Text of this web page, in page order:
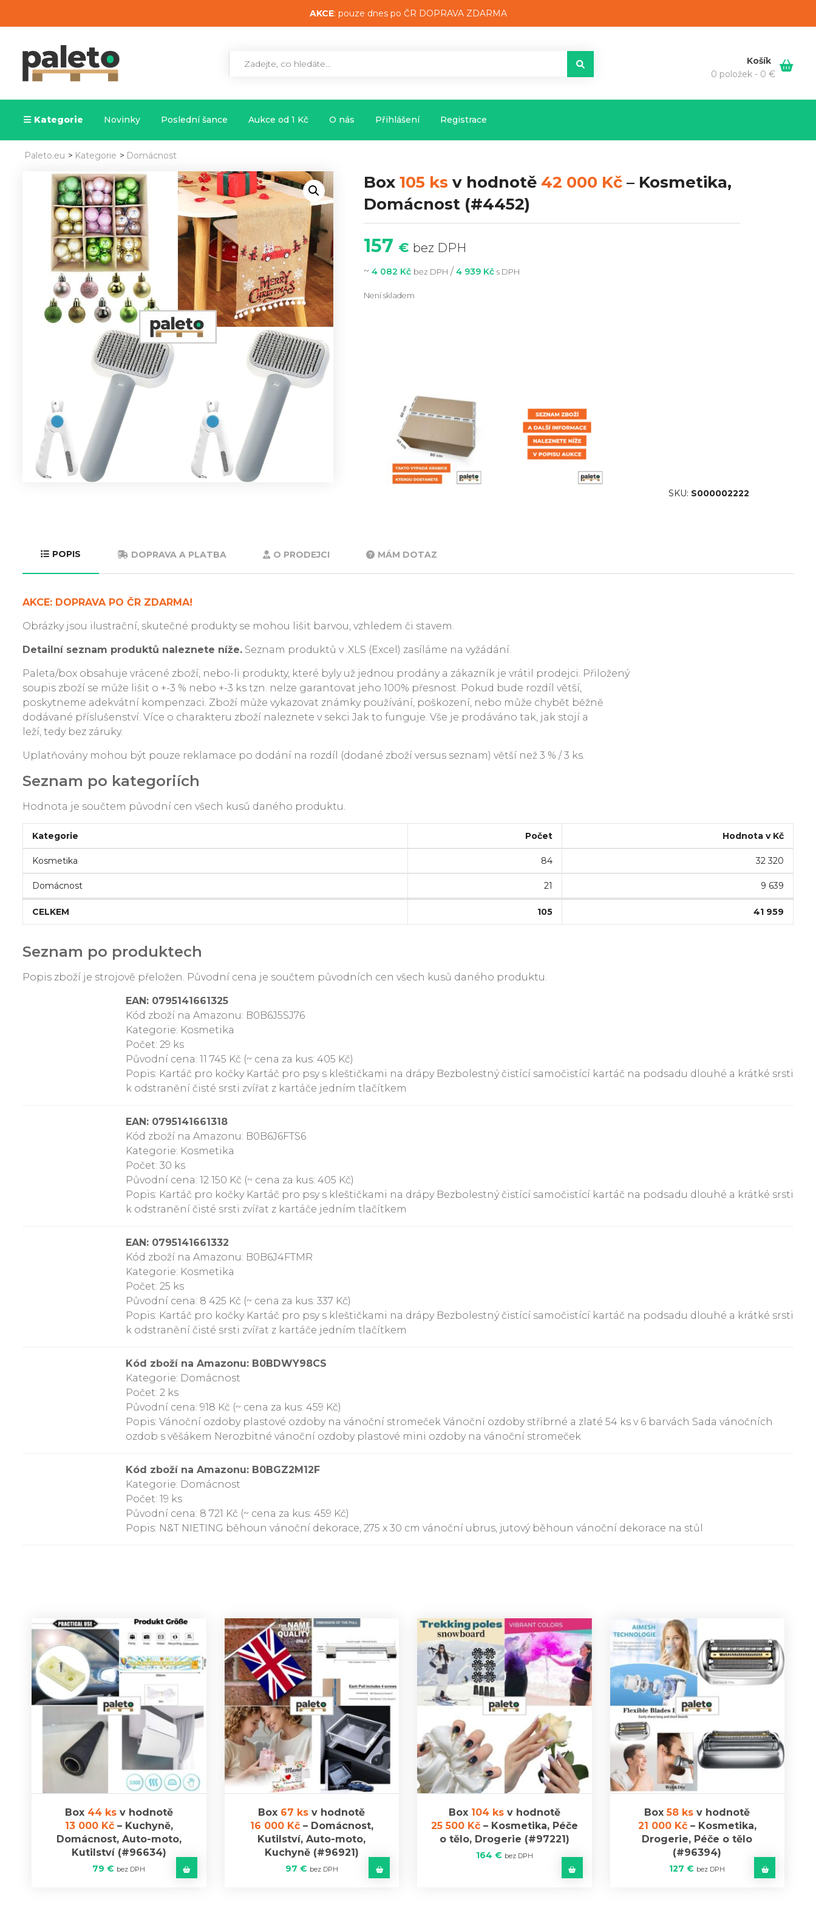
AKCE: pouze dnes po ČR DOPRAVA ZDARMA
Košík
0 položek - 0 €
Kategorie Novinky Poslední šance Aukce od 1 Kč O nás Přihlášení Registrace
Paleto.eu > Kategorie > Domácnost
SKU: S000002222
Box 105 ks v hodnotě 42 000 Kč– Kosmetika,
Domácnost(#4452)
157 € bez DPH
~ 4 082 Kč bez DPH / 4 939 Kč s DPH
Není skladem
POPIS DOPRAVA A PLATBA O PRODEJCI MÁM DOTAZ
AKCE: DOPRAVA PO ČR ZDARMA!
Obrázky jsou ilustrační, skutečné produkty se mohou lišit barvou, vzhledem či stavem.
Detailní seznam produktů naleznete níže. Seznam produktů v .XLS (Excel) zasíláme na vyžádání.
Paleta/box obsahuje vrácené zboží, nebo-li produkty, které byly už jednou prodány a zákazník je vrátil prodejci. Přiložený
soupis zboží se může lišit o +-3 % nebo +-3 ks tzn. nelze garantovat jeho 100% přesnost. Pokud bude rozdíl větší,
poskytneme adekvátní kompenzaci. Zboží může vykazovat známky používání, poškození, nebo může chybět běžně
dodávané příslušenství. Více o charakteru zboží naleznete v sekci Jak to funguje. Vše je prodáváno tak, jak stojí a
leží, tedy bez záruky.
Uplatňovány mohou být pouze reklamace po dodání na rozdíl (dodané zboží versus seznam) větší než 3 % / 3 ks.
Seznam po kategoriích
Hodnota je součtem původní cen všech kusů daného produktu.
Kategorie Počet Hodnota v Kč
Kosmetika 84 32 320
Domácnost 21 9 639
CELKEM 105 41 959
Seznam po produktech
Popis zboží je strojově přeložen. Původní cena je součtem původních cen všech kusů daného produktu.
EAN: 0795141661325
Kód zboží na Amazonu: B0B6J5SJ76
Kategorie: Kosmetika
Počet: 29 ks
Původní cena: 11 745 Kč (~ cena za kus: 405 Kč)
Popis: Kartáč pro kočky Kartáč pro psy s kleštičkami na drápy Bezbolestný čistící samočistící kartáč na podsadu dlouhé a krátké srsti
k odstranění čisté srsti zvířat z kartáče jedním tlačítkem
EAN: 0795141661318
Kód zboží na Amazonu: B0B6J6FTS6
Kategorie: Kosmetika
Počet: 30 ks
Původní cena: 12 150 Kč (~ cena za kus: 405 Kč)
Popis: Kartáč pro kočky Kartáč pro psy s kleštičkami na drápy Bezbolestný čistící samočistící kartáč na podsadu dlouhé a krátké srsti
k odstranění čisté srsti zvířat z kartáče jedním tlačítkem
EAN: 0795141661332
Kód zboží na Amazonu: B0B6J4FTMR
Kategorie: Kosmetika
Počet: 25 ks
Původní cena: 8 425 Kč (~ cena za kus: 337 Kč)
Popis: Kartáč pro kočky Kartáč pro psy s kleštičkami na drápy Bezbolestný čistící samočistící kartáč na podsadu dlouhé a krátké srsti
k odstranění čisté srsti zvířat z kartáče jedním tlačítkem
Kód zboží na Amazonu: B0BDWY98CS
Kategorie: Domácnost
Počet: 2 ks
Původní cena: 918 Kč (~ cena za kus: 459 Kč)
Popis: Vánoční ozdoby plastové ozdoby na vánoční stromeček Vánoční ozdoby stříbrné a zlaté 54 ks v 6 barvách Sada vánočních
ozdob s věšákem Nerozbitné vánoční ozdoby plastové mini ozdoby na vánoční stromeček
Kód zboží na Amazonu: B0BGZ2M12F
Kategorie: Domácnost
Počet: 19 ks
Původní cena: 8 721 Kč (~ cena za kus: 459 Kč)
Popis: N&T NIETING běhoun vánoční dekorace, 275 x 30 cm vánoční ubrus, jutový běhoun vánoční dekorace na stůl
Box 44 ksv hodnotě
13 000 Kč– Kuchyně,
Domácnost, Auto-moto,
Kutilství(#96634)
79€ bez DPH
Box 67 ks v hodnotě
16 000 Kč– Domácnost,
Kutilství, Auto-moto,
Kuchyně(#96921)
97 € bez DPH
Box 104 ksv hodnotě
25 500 Kč– Kosmetika, Péče
o tělo, Drogerie (#97221)
164 € bez DPH
Box58 ks v hodnotě
21 000 Kč– Kosmetika,
Drogerie, Péče o tělo
(#96394)
127€ bez DPH